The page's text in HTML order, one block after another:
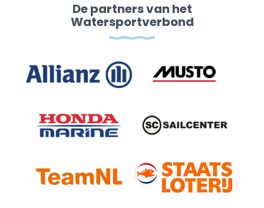
De partners van het
Watersportverbond